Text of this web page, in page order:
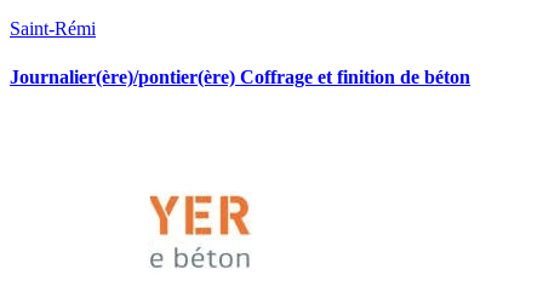
Saint-Rémi
Journalier(ère)/pontier(ère) Coffrage et finition de béton